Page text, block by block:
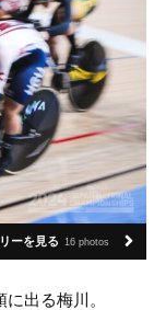
ーを見る 16 photos
出る梅川。